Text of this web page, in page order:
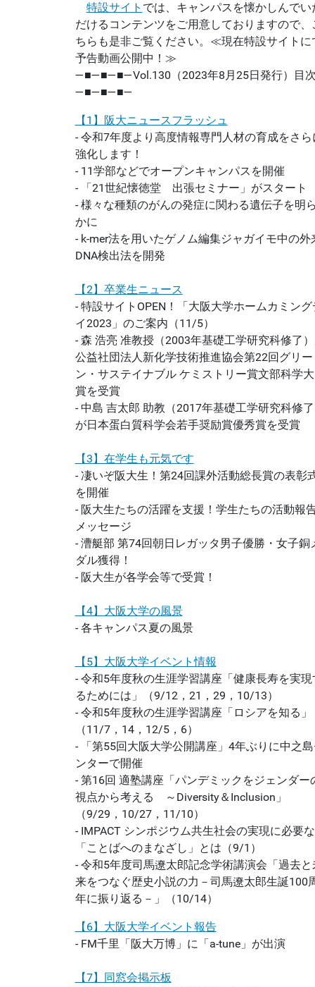
特設サイト では、キャンパスを懐かしんでい
だけるコンテンツをご用意しておりますので、
ちらも是非ご覧ください。≪現在特設サイトに
予告動画公開中！≫
―■―■―■―Vol.130（2023年8月25日発行）目
―■―■―■―
【1】阪大ニュースフラッシュ
- 令和7年度より高度情報専門人材の育成をさら
強化します！
- 11学部などでオープンキャンパスを開催
- 「21世紀懐徳堂 出張セミナー」がスタート
- 様々な種類のがんの発症に関わる遺伝子を明
かに
- k-mer法を用いたゲノム編集ジャガイモ中の外
DNA検出法を開発
【2】卒業生ニュース
- 特設サイトOPEN！「大阪大学ホームカミング
イ2023」のご案内（11/5）
- 森 浩亮 准教授（2003年基礎工学研究科修了
公益社団法人新化学技術推進協会第22回グリー
ン・サステイナブル ケミストリー賞文部科学
賞を受賞
- 中島 吉太郎 助教（2017年基礎工学研究科修
が日本蛋白質科学会若手奨励賞優秀賞を受賞
【3】在学生も元気です
- 凄いぞ阪大生！第24回課外活動総長賞の表彰
を開催
- 阪大生たちの活躍を支援！学生たちの活動報
メッセージ
- 漕艇部 第74回朝日レガッタ男子優勝・女子銅
ダル獲得！
- 阪大生が各学会等で受賞！
【4】大阪大学の風景
- 各キャンパス夏の風景
【5】大阪大学イベント情報
- 令和5年度秋の生涯学習講座「健康長寿を実現
るためには」（9/12，21，29，10/13）
- 令和5年度秋の生涯学習講座「ロシアを知る」
（11/7，14，12/5，6）
- 「第55回大阪大学公開講座」4年ぶりに中之
ンターで開催
- 第16回 適塾講座「パンデミックをジェンダー
視点から考える ～Diversity＆Inclusion」
（9/29，10/27，11/10）
- IMPACT シンポジウム共生社会の実現に必要な
「ことばへのまなざし」とは（9/1）
- 令和5年度司馬遼太郎記念学術講演会「過去と
来をつなぐ歴史小説の力－司馬遼太郎生誕100
年に振り返る－」（10/14）
【6】大阪大学イベント報告
- FM千里「阪大万博」に「a-tune」が出演
【7】同窓会掲示板